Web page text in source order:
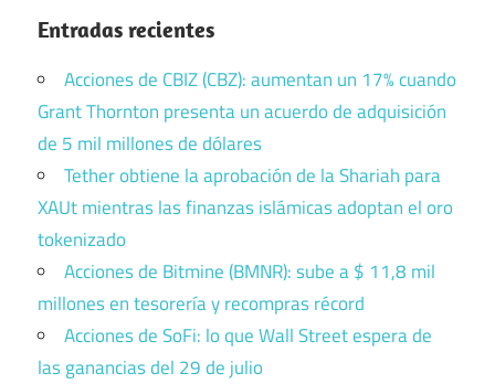
Entradas recientes
Acciones de CBIZ (CBZ): aumentan un 17% cuando
Grant Thornton presenta un acuerdo de adquisición
de 5 mil millones de dólares
Tether obtiene la aprobación de la Shariah para
XAUt mientras las finanzas islámicas adoptan el oro
tokenizado
Acciones de Bitmine (BMNR): sube a $ 11,8 mil
millones en tesorería y recompras récord
Acciones de SoFi: lo que Wall Street espera de
las ganancias del 29 de julio